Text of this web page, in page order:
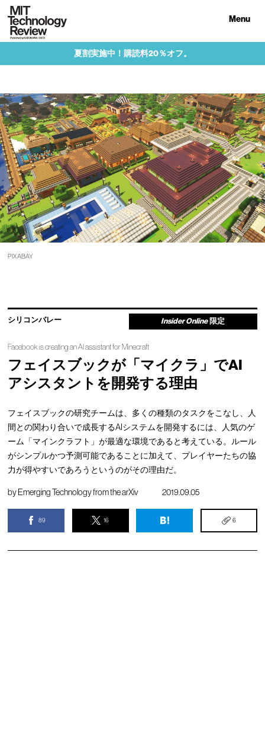
Menu
夏割実施中！購読料20％オフ。
PIXABAY
シリコンバレー Insider Online 限定
Facebook is creating an AI assistant for Minecraft
フェイスブックが「マイクラ」でAI
アシスタントを開発する理由
フェイスブックの研究チームは、多くの種類のタスクをこなし、人
間との関わり合いで成長するAIシステムを開発するには、人気のゲ
ーム「マインクラフト」が最適な環境であると考えている。ルール
がシンプルかつ予測可能であることに加えて、プレイヤーたちの協
力が得やすいであろうというのがその理由だ。
byEmerging Technology from the arXiv 2019.09.05
89 16 6